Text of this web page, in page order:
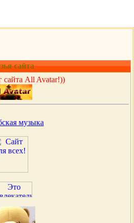
сайта
All Avatar!))